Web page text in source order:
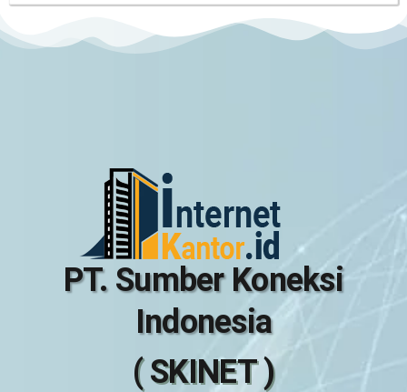
PT. Sumber Koneksi
Indonesia
( SKINET )